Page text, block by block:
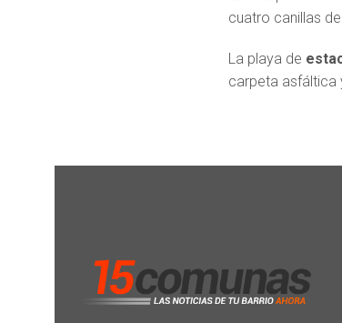
cuatro canillas
La playa de
carpeta asfáltica